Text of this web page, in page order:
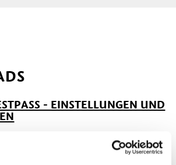
- EINSTELLUNGEN UND